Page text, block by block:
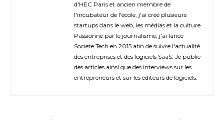
d'HEC Paris et ancien membre de
l'incubateur de l'école, j'ai créé plusieurs
startups dans le web, les médias et la culture.
Passionné par le journalisme, j'ai lancé
Societe.Tech en 2015 afin de suivre l'actualité
des entreprises et des logiciels SaaS. Je publie
des articles ainsi que des interviews sur les
entrepreneurs et sur les éditeurs de logiciels.